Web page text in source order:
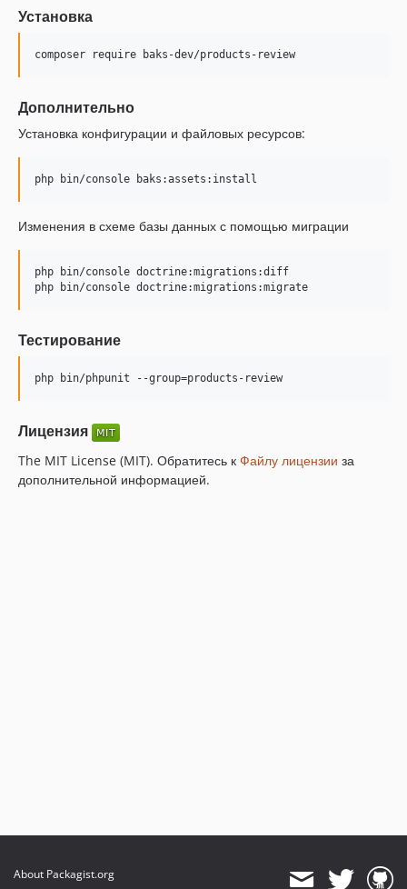
v7.3.6
v7.3.3
v7.3.1
v7.3.0
Установка
composer require baks-dev/products-review
Дополнительно
Установка конфигурации и файловых ресурсов:
php bin/console baks:assets:install
Изменения в схеме базы данных с помощью миграции
php bin/console doctrine:migrations:diff
php bin/console doctrine:migrations:migrate
Тестирование
php bin/phpunit --group=products-review
Лицензия
The MIT License (MIT). Обратитесь к Файлу лицензии за
дополнительной информацией.
About Packagist.org